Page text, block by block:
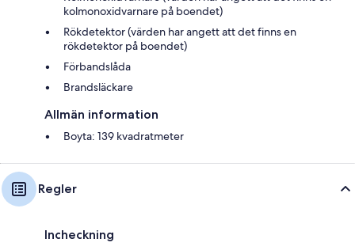
kolmonoxidvarnare på boendet)
Rökdetektor (värden har angett att det finns en
rökdetektor på boendet)
Förbandslåda
Brandsläckare
Allmän information
Boyta: 139 kvadratmeter
Regler
Incheckning